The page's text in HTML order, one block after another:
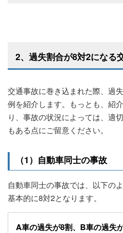
2、過失割合が8対2になる
交通事故に巻き込まれた際、過
例を紹介します。もっとも、紹
り、事故の状況によっては、適
もある点にご留意ください。
（1）自動車同士の事故
自動車同士の事故では、以下の
基本的に8対2となります。
A車の過失が8割、B車の過失